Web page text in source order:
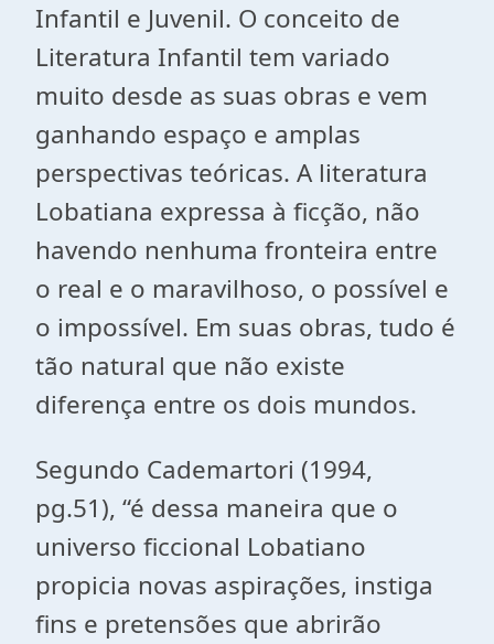
Infantil e Juvenil. O conceito de
Literatura Infantil tem variado
muito desde as suas obras e vem
ganhando espaço e amplas
perspectivas teóricas. A literatura
Lobatiana expressa à ficção, não
havendo nenhuma fronteira entre
o real e o maravilhoso, o possível e
o impossível. Em suas obras, tudo é
tão natural que não existe
diferença entre os dois mundos.
Segundo Cademartori (1994,
pg.51), “é dessa maneira que o
universo ficcional Lobatiano
propicia novas aspirações, instiga
fins e pretensões que abrirão